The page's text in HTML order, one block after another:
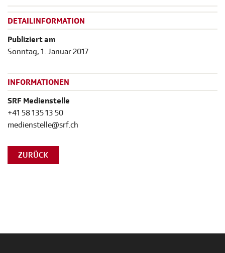
DETAILINFORMATION
Publiziert am
Sonntag, 1. Januar 2017
INFORMATIONEN
SRF Medienstelle
+41 58 135 13 50
medienstelle@srf.ch
ZURÜCK